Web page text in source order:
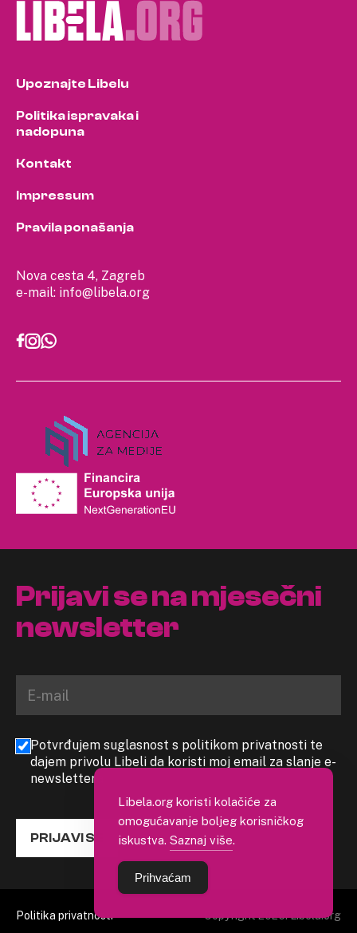
Nova cesta 4, Zagreb
e-mail: info@libela.org
Upoznajte Libelu
Politika ispravaka i
nadopuna
Kontakt
Impressum
Pravila ponašanja
Prijavi se na mjesečni
newsletter
Potvrđujem suglasnost s politikom privatnosti te
dajem privolu Libeli da koristi moj email za slanje e-
newslettera
PRIJAVI SE
Politika privatnosti Copyright 2026. Libela.org
Libela.org koristi kolačiće za
omogućavanje boljeg korisničkog
iskustva. Saznaj više.
Prihvaćam